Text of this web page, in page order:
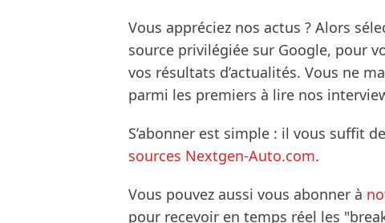
Vous appréciez nos actus ? Alors
source privilégiée sur Google, pour
vos résultats d’actualités. Vous ne
parmi les premiers à lire nos
S’abonner est simple : il vous suffit de
sources Nextgen-Auto.com.
Vous pouvez aussi vous abonner à
pour recevoir en temps réel les